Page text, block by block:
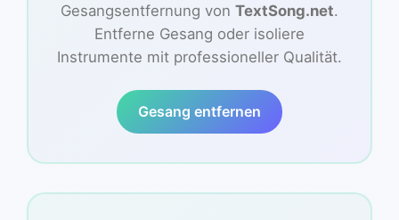
Gesangsentfernung von TextSong.net.
Entferne Gesang oder isoliere
Instrumente mit professioneller Qualität.
Gesang entfernen